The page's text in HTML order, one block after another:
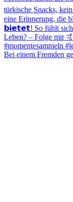
Bei einem Fremden